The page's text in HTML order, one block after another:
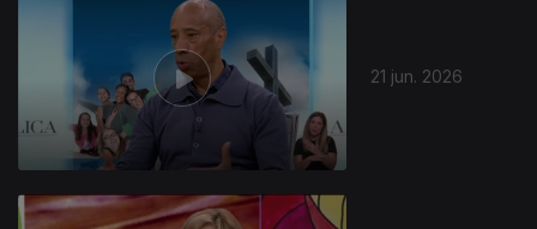
21 jun. 2026